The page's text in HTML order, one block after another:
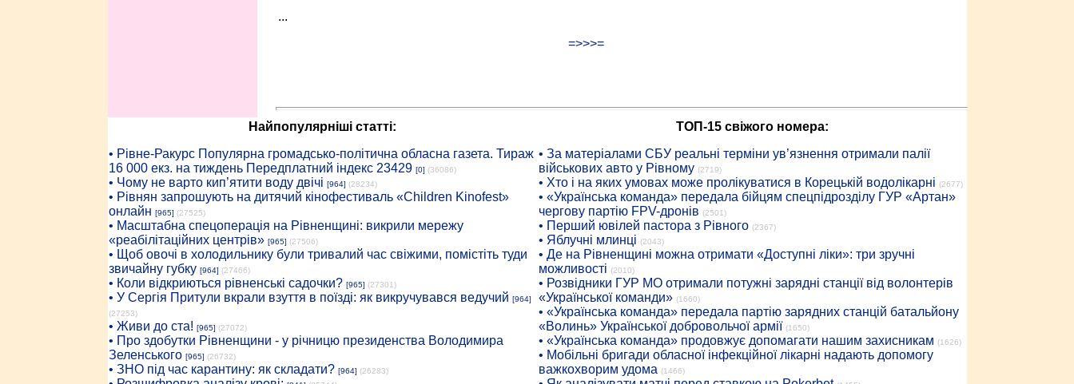
...
=>>>=
Найпопулярніші статті:
• Рiвне-Ракурс Популярна громадсько-політична обласна газета. Тираж
16 000 екз. на тиждень Передплатний індекс 23429 [0] (36086)
• Чому не варто кип’ятити воду двічі [964] (28234)
• Рівнян запрошують на дитячий кінофестиваль «Children Kinofest»
онлайн [965] (27525)
• Масштабна спецоперація на Рівненщині: викрили мережу
«реабілітаційних центрів» [965] (27506)
• Щоб овочі в холодильнику були тривалий час свіжими, помістіть туди
звичайну губку [964] (27466)
• Коли відкриються рівненські садочки? [965] (27301)
• У Сергія Притули вкрали взуття в поїзді: як викручувався ведучий [964]
(27253)
• Живи до ста! [965] (27072)
• Про здобутки Рівненщини - у річницю президенства Володимира
Зеленського [965] (26732)
• ЗНО під час карантину: як складати? [964] (26283)
ТОП-15 свіжого номера:
• За матеріалами СБУ реальні терміни ув’язнення отримали палії
військових авто у Рівному (2719)
• Хто і на яких умовах може пролікуватися в Корецькій водолікарні (2677)
• «Українська команда» передала бійцям спецпідрозділу ГУР «Артан»
чергову партію FPV-дронів (2501)
• Перший ювілей пастора з Рівного (2367)
• Яблучні млинці (2043)
• Де на Рівненщині можна отримати «Доступні ліки»: три зручні
можливості (2010)
• Розвідники ГУР МО отримали потужні зарядні станції від волонтерів
«Української команди» (1660)
• «Українська команда» передала партію зарядних станцій батальйону
«Волинь» Української добровольчої армії (1650)
• «Українська команда» продовжує допомагати нашим захисникам (1626)
• Мобільні бригади обласної інфекційної лікарні надають допомогу
важкохворим удома (1466)